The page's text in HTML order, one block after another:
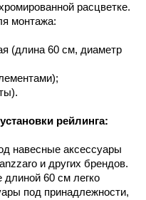
расцветке.
монтажа:
(длина 60 см, диаметр
рейлинга:
навесные аксессуары
и других брендов.
60 см легко
под принадлежности,